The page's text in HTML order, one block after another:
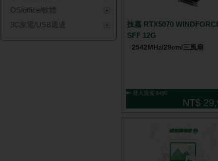
OS/office/軟體
3C家電/USB週邊
技嘉 RTX5070
SFF 12G
2542MHz/29cm/三風扇
🔑 登入現省 $490
NT$